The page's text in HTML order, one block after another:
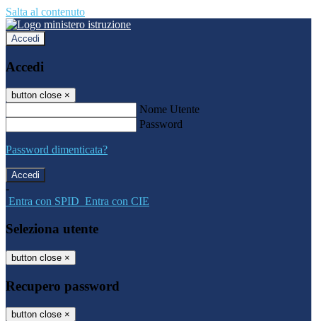
Salta al contenuto
Accedi
Accedi
button close ×
Nome Utente
Password
Password dimenticata?
-
Entra con SPID Entra con CIE
Seleziona utente
button close ×
Recupero password
button close ×